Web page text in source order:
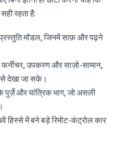
रहता है:
मॉडल, जिनमें साफ़ और पढ़ने
उपकरण और साज़ो-सामान,
से देखा जा सके।
और यांत्रिक भाग, जो असली
में बने बड़े रिमोट-कंट्रोल कार